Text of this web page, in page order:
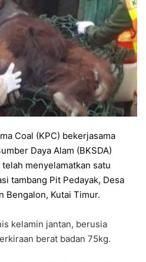
Coal (KPC) bekerjasama
Daya Alam (BKSDA)
menyelamatkan satu
tambang Pit Pedayak, Desa
Bengalon, Kutai Timur.
kelamin jantan, berusia
berat badan 75kg.